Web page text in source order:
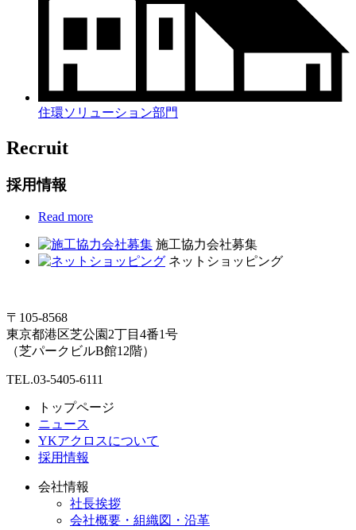
住環ソリューション部門
Recruit
採用情報
Read more
施工協力会社募集
ネットショッピング
〒105-8568
東京都港区芝公園2丁目4番1号
（芝パークビルB館12階）
TEL.03-5405-6111
トップページ
ニュース
YKアクロスについて
採用情報
会社情報
社長挨拶
会社概要・組織図・沿革